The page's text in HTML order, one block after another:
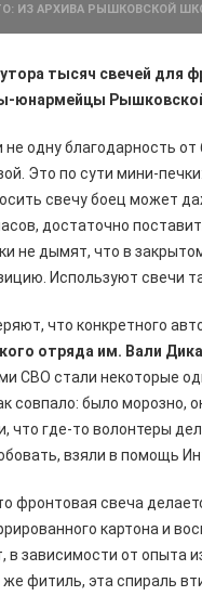
ИЗ АРХИВА РЫШКОВСКОЙ
тысяч свечей для
юнармейцы
не одну благодарность
Это по сути мини-
свечу боец может
достаточно
не дымят, что в
Используют свечи
что конкретного
отряда им. Вали
СВО стали некоторые
совпало: было морозно,
что где-то волонтеры
взяли в помощь
фронтовая свеча
картона и
в зависимости от опыта
фитиль, эта спираль